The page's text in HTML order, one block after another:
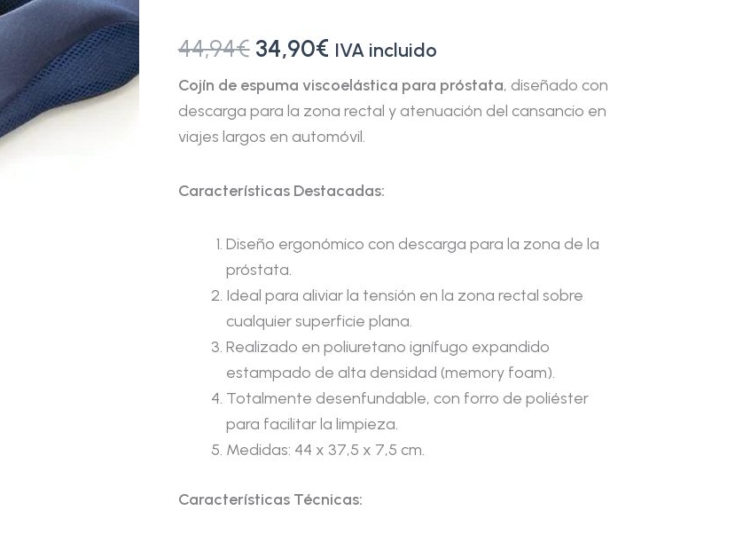
44,94€ 34,90€ IVA incluido
Cojín de espuma viscoelástica para próstata, diseñado con
descarga para la zona rectal y atenuación del cansancio en
viajes largos en automóvil.
Características Destacadas:
Diseño ergonómico con descarga para la zona de la
próstata.
Ideal para aliviar la tensión en la zona rectal sobre
cualquier superficie plana.
Realizado en poliuretano ignífugo expandido
estampado de alta densidad (memory foam).
Totalmente desenfundable, con forro de poliéster
para facilitar la limpieza.
Medidas: 44 x 37,5 x 7,5 cm.
Características Técnicas: